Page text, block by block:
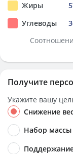
Жиры
Углеводы
Получите
Укажите вашу
Снижение
Набор массы